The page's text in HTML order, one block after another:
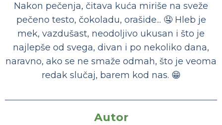
Nakon pečenja, čitava kuća miriše na sveže
pečeno testo, čokoladu, orašide... 🤤 Hleb je
mek, vazdušast, neodoljivo ukusan i što je
najlepše od svega, divan i po nekoliko dana,
naravno, ako se ne smaže odmah, što je veoma
redak slučaj, barem kod nas. 😁
Autor